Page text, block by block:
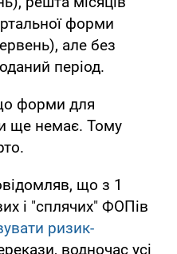
форми
але без
період.
форми для
ще немає. Тому
що з 1
і "сплячих" ФОПів
ризик-
водночас усі